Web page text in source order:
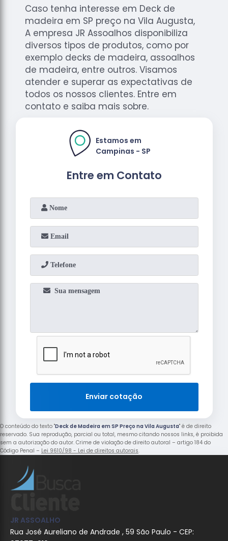
Madeiras
Caso tenha interesse em Deck de
madeira em SP preço na Vila Augusta,
A empresa JR Assoalhos disponibiliza
diversos tipos de produtos, como por
exemplo decks de madeira, assoalhos
de madeira, entre outros. Visamos
atender e superar as expectativas de
todos os nossos clientes. Entre em
contato e saiba mais sobre.
Entre em Contato
Estamos em
Campinas - SP
Enviar cotação
O conteúdo do texto "Deck de Madeira em SP Preço na Vila Augusta" é de direito
reservado. Sua reprodução, parcial ou total, mesmo citando nossos links, é proibida
sem a autorização do autor. Crime de violação de direito autoral – artigo 184 do
Código Penal – Lei 9610/98 - Lei de direitos autorais.
JR ASSOALHO
Rua José Aureliano de Andrade , 59 São Paulo - CEP: